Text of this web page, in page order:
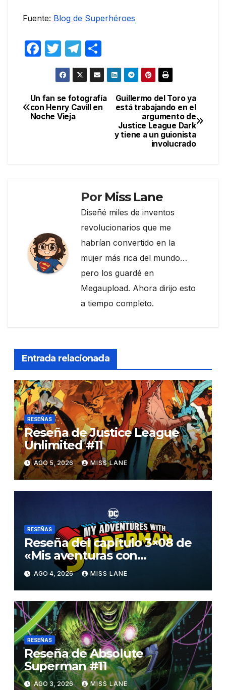
Fuente: Blog de Superhéroes
F
e
b
T
w
itt
er
T
el
e
gr
a
o
m
p
ar
tir
Navegación
de
Guillermo del Toro ya
está trabajando en el
argumento de
Justice League Dark
y tiene a un guionista
involucrado
Un fan se fotografía
con Henry Cavill en
Noche Vieja
Por Miss Lane
Diseñé miles de inventos
revolucionarios que me
habrían convertido en la
mujer más rica del mundo…
pero los guardé en
Megaupload. Ahora dirijo esto
a tiempo completo.
Entrada relacionada
RESEÑAS
Reseña de Justice League
Unlimited #11
AGO 5, 2026 MISS LANE
RESEÑAS
Reseña del capítulo 3×08 de
«Mis aventuras con
Superman»
AGO 4, 2026 MISS LANE
RESEÑAS
Reseña de Absolute
Superman #11
AGO 3, 2026 MISS LANE